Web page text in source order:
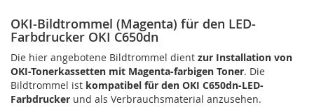
OKI-Bildtrommel (Magenta) für den LED-
Farbdrucker OKI C650dn
Die hier angebotene Bildtrommel dient zur Installation von
OKI-Tonerkassetten mit Magenta-farbigen Toner. Die
Bildtrommel ist kompatibel für den OKI C650dn-LED-
Farbdrucker und als Verbrauchsmaterial anzusehen.